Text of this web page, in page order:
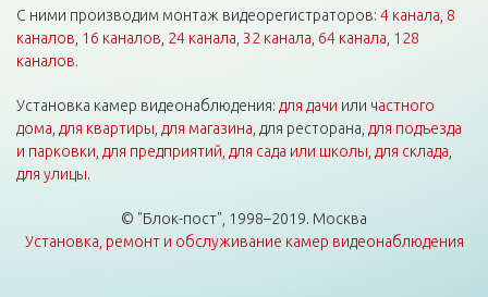
С ними производим монтаж видеорегистраторов: 4 канала 8
каналов 16 каналов 24 канала 32 канала 64 канала 128
каналов.
Установка камер видеонаблюдения: для дачи или частного
дома для квартиры для магазина , для ресторана, для подъезда
и парковки для предприятий для сада или школы для склада
для улицы.
© "Блок-пост", 1998–2019. Москва
Установка, ремонт и обслуживание камер видеонаблюдения